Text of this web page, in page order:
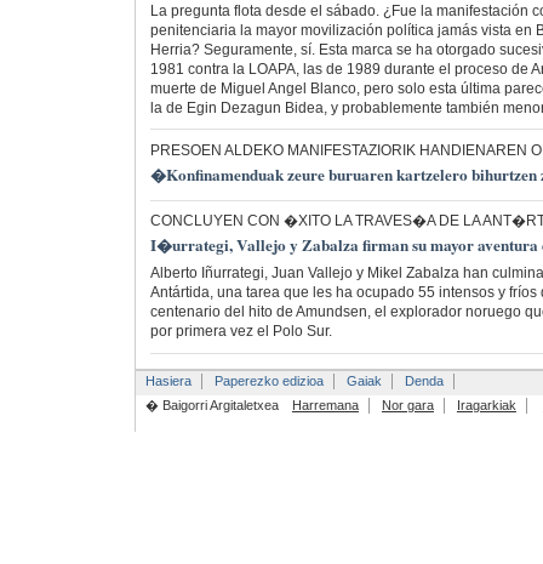
La pregunta flota desde el sábado. ¿Fue la manifestación
penitenciaria la mayor movilización política jamás vista en
Herria? Seguramente, sí. Esta marca se ha otorgado
1981 contra la LOAPA, las de 1989 durante el proceso de
muerte de Miguel Angel Blanco, pero solo esta última
la de Egin Dezagun Bidea, y probablemente también
PRESOEN ALDEKO MANIFESTAZIORIK HANDIENAREN
�Konfinamenduak zeure buruaren kartzelero
CONCLUYEN CON �XITO LA TRAVES�A DE LA
I�urrategi, Vallejo y Zabalza firman su mayor aventura
Alberto Iñurrategi, Juan Vallejo y Mikel Zabalza han
Antártida, una tarea que les ha ocupado 55 intensos y
centenario del hito de Amundsen, el explorador noruego
por primera vez el Polo Sur.
Hasiera Paperezko edizioa Gaiak
Denda
� Baigorri Argitaletxea
Harremana Nor gara Iragarkiak